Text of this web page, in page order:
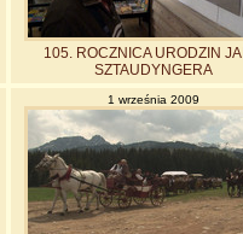
105. ROCZNICA URODZIN
SZTAUDYNGERA
1 września 2009